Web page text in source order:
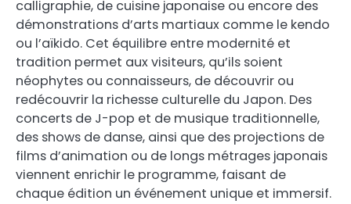
calligraphie, de cuisine japonaise ou encore des
démonstrations d’arts martiaux comme le kendo
ou l’aïkido. Cet équilibre entre modernité et
tradition permet aux visiteurs, qu’ils soient
néophytes ou connaisseurs, de découvrir ou
redécouvrir la richesse culturelle du Japon. Des
concerts de J-pop et de musique traditionnelle,
des shows de danse, ainsi que des projections de
films d’animation ou de longs métrages japonais
viennent enrichir le programme, faisant de
chaque édition un événement unique et immersif.